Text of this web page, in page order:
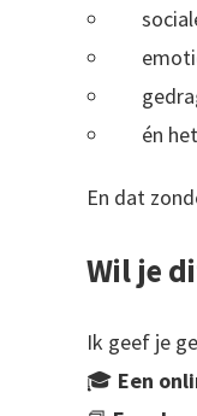
én
En dat
Wil je
Ik geef je
🎓 Een